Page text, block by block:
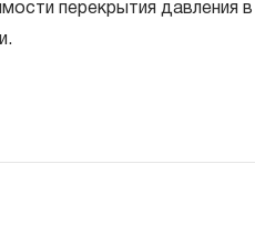
перекрытия давления в
инструмента, если при
установлено, что